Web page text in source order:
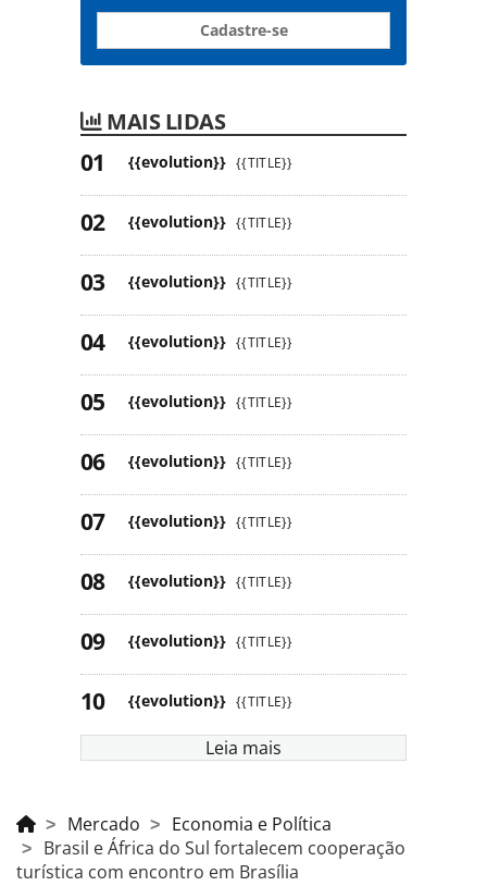
Cadastre-se
MAIS LIDAS
{{evolution}} {{TITLE}}
{{evolution}} {{TITLE}}
{{evolution}} {{TITLE}}
{{evolution}} {{TITLE}}
{{evolution}} {{TITLE}}
{{evolution}} {{TITLE}}
{{evolution}} {{TITLE}}
{{evolution}} {{TITLE}}
{{evolution}} {{TITLE}}
{{evolution}} {{TITLE}}
Leia mais
Mercado
Economia e Política
Brasil e África do Sul fortalecem cooperação
turística com encontro em Brasília